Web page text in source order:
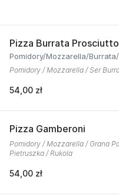
Pizza Burrata Prosciutto
Pomidory/Mozzarella/
Pomidory / Mozzarella / Ser
54,00 zł
Pizza Gamberoni
Pomidory / Mozzarella / Grana
Pietruszka / Rukola
54,00 zł